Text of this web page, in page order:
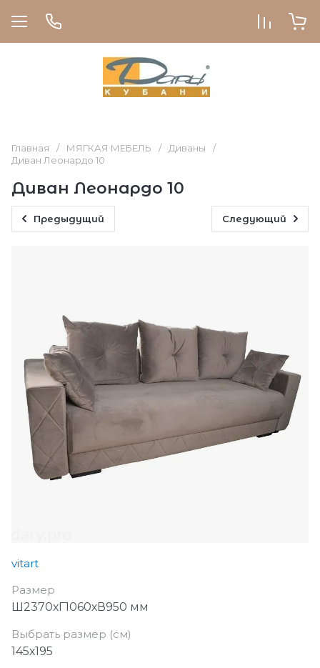
Главная / МЯГКАЯ МЕБЕЛЬ / Диваны
/
Диван Леонардо 10
Диван Леонардо 10
Предыдущий Следующий
vitart
Размер
Ш2370хГ1060хВ950 мм
Выбрать размер (см)
145х195